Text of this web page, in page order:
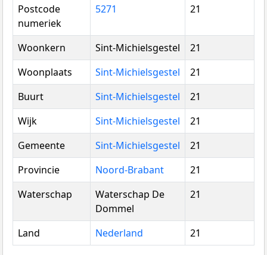
Postcode
numeriek
5271 21
Woonkern Sint-Michielsgestel
21
Woonplaats
Sint-Michielsgestel
21
Buurt
Sint-Michielsgestel
21
Wijk
Sint-Michielsgestel
21
Gemeente
Sint-Michielsgestel
21
Provincie
Noord-Brabant
21
Waterschap
Waterschap De
Dommel
21
Land Nederland 21